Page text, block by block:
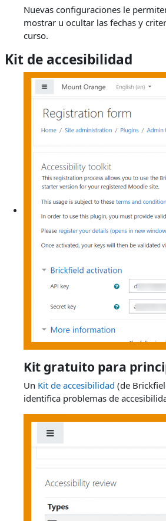
Nuevas configuraciones le
mostrar u ocultar las fechas y
curso.
Kit de accesibilidad
Kit gratuito para
Un Kit de accesibilidad (de
identifica problemas de